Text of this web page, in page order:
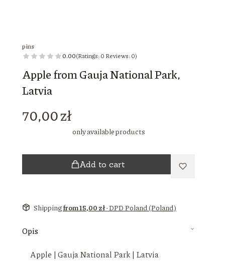
pins
0.00(Ratings: 0 Reviews: 0)
Apple from Gauja National Park,
Latvia
Price
70,00 zł
only available products
Add to cart
Shippingfrom 15,00 zł- DPD Poland (Poland)
Opis
Apple | Gauja National Park | Latvia